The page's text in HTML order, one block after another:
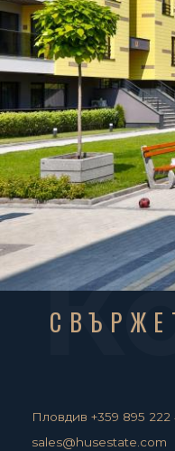
Пловдив +359 895 222
sales@husestate.com